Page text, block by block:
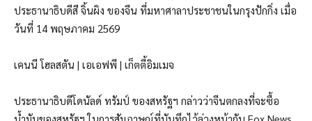
ประธานาธิบดีสี จิ้นผิง ของจีน ที่มหาศาลาประชาชนในกรุงปักกิ่ง เมื่อ
วันที่ 14 พฤษภาคม 2569
เคนนี โฮลสตัน | เอเอฟพี | เก็ตตี้อิมเมจ
ประธานาธิบดีโดนัลด์ ทรัมป์ ของสหรัฐฯ กล่าวว่าจีนตกลงที่จะซื้อ